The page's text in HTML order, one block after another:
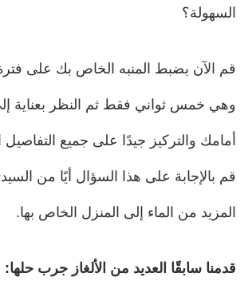
السهولة؟
قم الآن بضبط المنبه الخاص بك على
وهي خمس ثواني فقط ثم النظر بعناية
أمامك والتركيز جيدًا على جميع التفاصيل
قم بالإجابة على هذا السؤال أيًا من
المزيد من الماء إلى المنزل الخاص بها.
قدمنا سابقًا العديد من الألغاز جرب حلها: